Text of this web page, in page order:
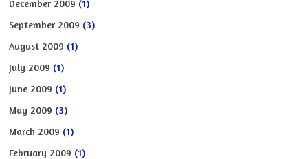
December 2009 (1)
September 2009 (3)
August 2009 (1)
July 2009 (1)
June 2009 (1)
May 2009 (3)
March 2009 (1)
February 2009 (1)